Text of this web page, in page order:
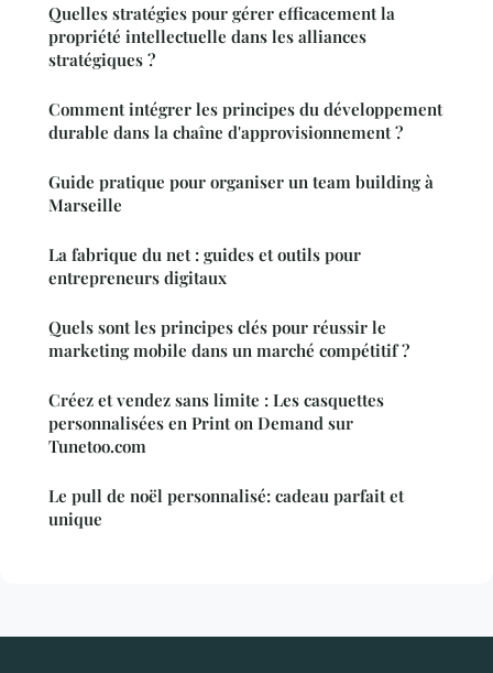
Quelles stratégies pour gérer efficacement la
propriété intellectuelle dans les alliances
stratégiques ?
Comment intégrer les principes du développement
durable dans la chaîne d'approvisionnement ?
Guide pratique pour organiser un team building à
Marseille
La fabrique du net : guides et outils pour
entrepreneurs digitaux
Quels sont les principes clés pour réussir le
marketing mobile dans un marché compétitif ?
Créez et vendez sans limite : Les casquettes
personnalisées en Print on Demand sur
Tunetoo.com
Le pull de noël personnalisé: cadeau parfait et
unique